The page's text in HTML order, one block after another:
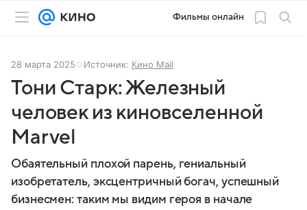
Фильмы онлайн
28 марта 2025 Источник: Кино Mail
Тони Старк: Железный
человек из киновселенной
Marvel
Обаятельный плохой парень, гениальный
изобретатель, эксцентричный богач, успешный
бизнесмен: таким мы видим героя в начале